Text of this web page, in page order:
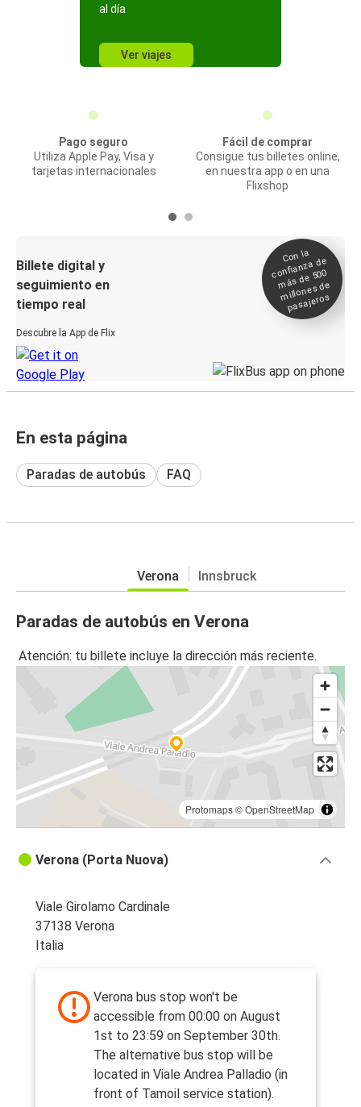
al día
Ver viajes
Pago seguro
Utiliza Apple Pay, Visa y
tarjetas internacionales
Fácil de comprar
Consigue tus billetes online,
en nuestra app o en una
Flixshop
Billete digital y
seguimiento en
tiempo real
Descubre la App de Flix
Con la
confianza de
más de 500
millones de
pasajeros
En esta página
Paradas de autobús FAQ
Verona Innsbruck
Paradas de autobús en Verona
Atención: tu billete incluye la dirección más reciente.
Protomaps©OpenStreetMap
Verona (Porta Nuova)
Viale Girolamo Cardinale
37138 Verona
Italia
Verona bus stop won't be
accessible from 00:00 on August
1st to 23:59 on September 30th.
The alternative bus stop will be
located in Viale Andrea Palladio (in
front of Tamoil service station).